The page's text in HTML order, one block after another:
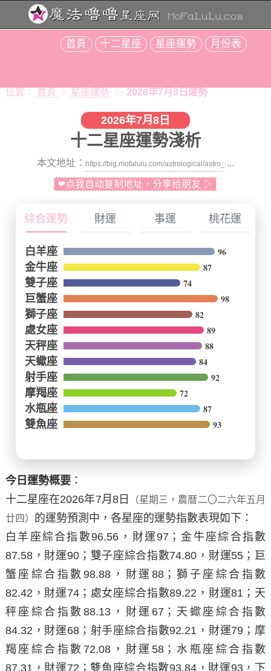
首頁 十二星座 星座運勢 月份表
位置： 首頁 > 星座運勢 >> 2026年7月8日運勢
2026年7月8日
十二星座運勢淺析
本文地址： ...
❤点我自动复制地址，分享给朋友 ▷
綜合運勢 財運 事運 桃花運
白羊座 96
金牛座 87
雙子座 74
巨蟹座 98
獅子座 82
處女座 89
天秤座 88
天蠍座 84
射手座 92
摩羯座 72
水瓶座 87
雙魚座 93
今日運勢概要：
十二星座在2026年7月8日
（星期三，農曆二〇二六年五月
廿四）
的運勢預測中，各星座的運勢指數表現如下：
白羊座綜合指數96.56，財運97 ； 金牛座綜合指數
87.58，財運90； 雙子座綜合指數74.80 ，財運55 ； 巨
蟹座 綜合指數 98.88，財運 88； 獅子座 綜合指數
82.42 ，財運74； 處女座綜合指數89.22 ，財運81 ； 天
秤座 綜合指數 88.13，財運 67 ； 天蠍座 綜合指數
84.32 ，財運68； 射手座綜合指數92.21 ，財運79 ； 摩
羯座 綜合指數 72.08，財運 58； 水瓶座 綜合指數
87.31，財運72 ； 雙魚座綜合指數93.84 ，財運93，下